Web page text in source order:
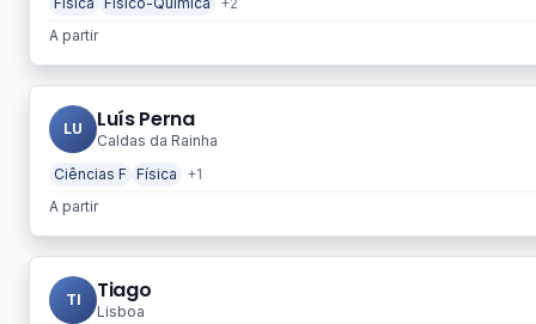
A partir
LU Luís Perna
Caldas da Rainha
Ciências F Física
+1
A partir
TI Tiago
Lisboa